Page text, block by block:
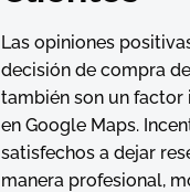
Las opiniones
decisión de compra
también son un
en Google Maps.
satisfechos a dejar
manera profesional,